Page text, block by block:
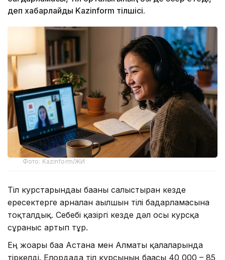
деп хабарлайды Kazinform тілшісі.
Фото: Kazinform/ЖИ
Тіл курстарындағы бағаны салыстырған кезде
ересектерге арналған ағылшын тілі бағдарламасына
тоқталдық. Себебі қазіргі кезде дәл осы курсқа
сұраныс артып тұр.
Ең жоғары баға Астана мен Алматы қалаларында
тіркелді. Елордада тіл курсының бағасы 40 000 – 85